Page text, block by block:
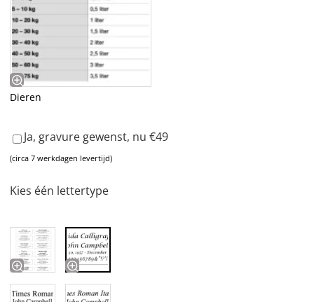
Dieren
Ja, gravure gewenst, nu €49
(circa 7 werkdagen levertijd)
Kies één lettertype